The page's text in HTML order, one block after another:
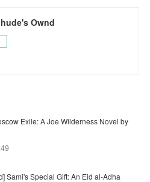
Ownd
Exile: A Joe Wilderness Novel by
Sami's Special Gift: An Eid al-Adha